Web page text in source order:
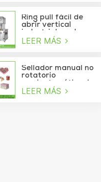
Ring pull fácil de
abrir vertical
industrial cerdo
almuerzo pollo
al vacío
LEER MÁS
Sellador manual no
rotatorio
latas de refrescos,
LEER MÁS